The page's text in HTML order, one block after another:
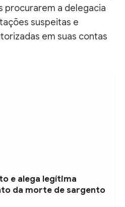
procurarem a delegacia
suspeitas e
em suas contas
e alega legítima
da morte de sargento